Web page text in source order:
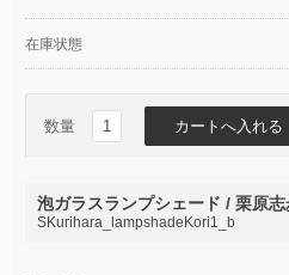
在庫状態
数量
泡ガラスランプシェード / 栗原
SKurihara_lampshadeKori1_b